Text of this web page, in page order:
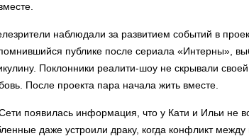
наблюдали за развитием событий в
публике после сериала «Интерны»,
Поклонники реалити-шоу не скрывали
После проекта пара начала жить вместе.
появилась информация, что у Кати и Ильи не
даже устроили драку, когда конфликт